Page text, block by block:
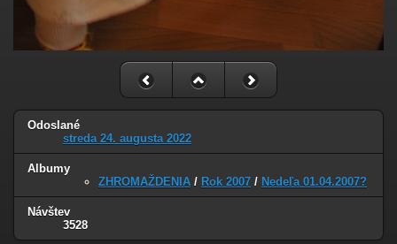
Odoslané
streda 24. augusta 2022
Albumy
ZHROMAŽDENIA / Rok 2007 / Nedeľa 01.04.2007?
Návštev
3528